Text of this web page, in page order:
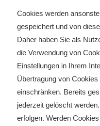
Cookies werden
gespeichert und von
Daher haben Sie als
die Verwendung von
Einstellungen in Ihrem
Übertragung von
einschränken. Bereits
jederzeit gelöscht
erfolgen. Werden